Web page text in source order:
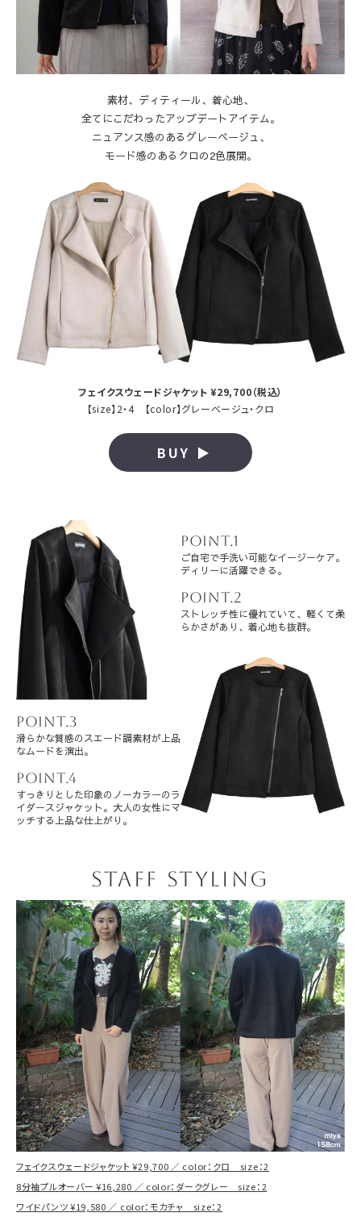
素材、ディティール、着心地、
全てにこだわったアップデートアイテム。
ニュアンス感のあるグレーベージュ、
モード感のあるクロの2色展開。
フェイクスウェードジャケット ¥29,700（税込）
【size】2・4 【color】グレーベージュ・クロ
BUY ▶
POINT.3
滑らかな質感のスエード調素材が上品
なムードを演出。
POINT.4
すっきりとした印象のノーカラーのラ
イダースジャケット。 大人の女性にマ
ッチする上品な仕上がり。
POINT.1
ご自宅で手洗い可能なイージーケア。
ディリーに活躍できる。
POINT.2
ストレッチ性に優れていて、 軽くて柔
らかさがあり、着心地も抜群。
STAFF STYLING
フェイクスウェードジャケット ¥29,700 ／ color：クロ size：2
8分袖プルオーバー ¥16,280 ／ color：ダークグレー size：2
ワイドパンツ ¥19,580 ／ color：モカチャ size：2